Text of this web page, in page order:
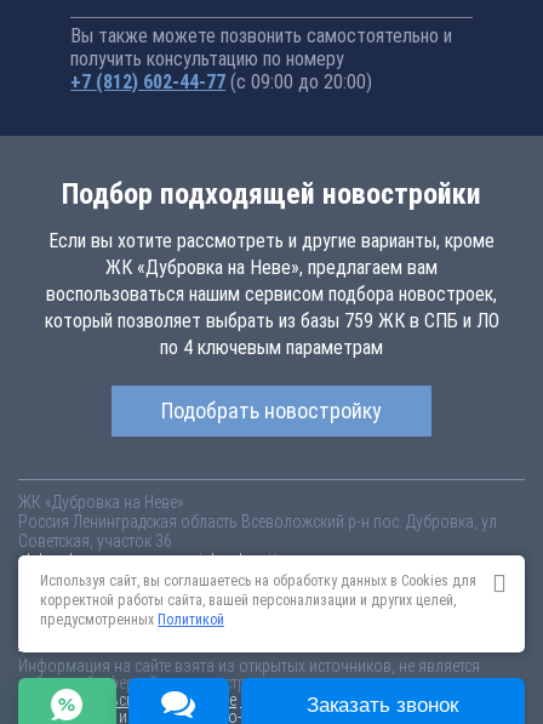
Вы также можете позвонить самостоятельно и
получить консультацию по номеру
+7 (812) 602-44-77 (с 09:00 до 20:00)
Подбор подходящей новостройки
Если вы хотите рассмотреть и другие варианты, кроме
ЖК «Дубровка на Неве», предлагаем вам
воспользоваться нашим сервисом подбора новостроек,
который позволяет выбрать из базы 759 ЖК в СПБ и ЛО
по 4 ключевым параметрам
Подобрать новостройку
ЖК «Дубровка на Неве»
Россия Ленинградская область Всеволожский р-н пос. Дубровка, ул.
Советская, участок 36
dubrovka-na-neve.novopoisk.spb.ruКупить квартиру в новом жилом
комплексе «Дубровка на Неве» от «Невский Форт» во Всеволожском
районе. Квартиры различных планировок от 1.22 млн рублей!
Информация на сайте взята из открытых источников, не является
публичной офертой и распространяется для ознакомления.
Пользовательское соглашение
Соглашение о размещении
Пояснение об информационно-рекламном характере сведений
Используя сайт, вы соглашаетесь на обработку данных в Cookies для
корректной работы сайта, вашей персонализации и других целей,
предусмотренных Политикой
Заказать звонок